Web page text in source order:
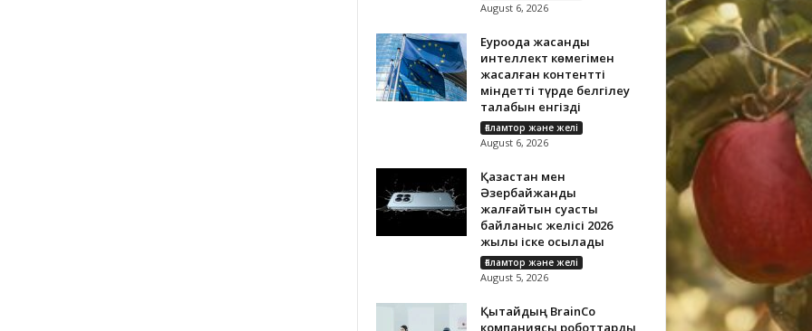
August 6, 2026
Еуроодақ жасанды
интеллект көмегімен
жасалған контентті
міндетті түрде белгілеу
талабын енгізді
Ғаламтор және желі
August 6, 2026
Қазақстан мен
Әзербайжанды
жалғайтын суасты
байланыс желісі 2026
жылы іске қосылады
Ғаламтор және желі
August 5, 2026
Қытайдың BrainCo
компаниясы роботтарды